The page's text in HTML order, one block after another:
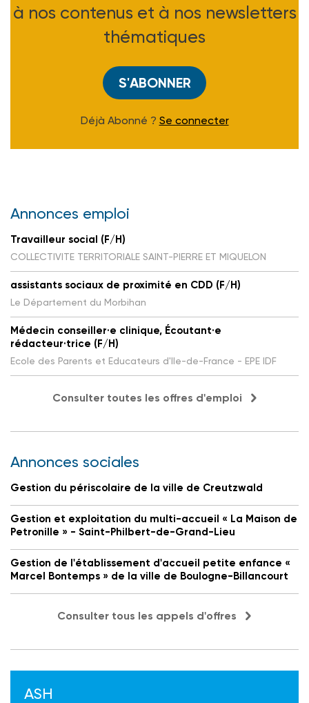
à nos contenus et à nos newsletters
thématiques
S'ABONNER
Déjà Abonné ? Se connecter
Annonces emploi
Travailleur social (F/H)
COLLECTIVITE TERRITORIALE SAINT-PIERRE ET MIQUELON
assistants sociaux de proximité en CDD (F/H)
Le Département du Morbihan
Médecin conseiller·e clinique, Écoutant·e
rédacteur·trice (F/H)
Ecole des Parents et Educateurs d'Ile-de-France - EPE IDF
Consulter toutes les offres d'emploi
Annonces sociales
Gestion du périscolaire de la ville de Creutzwald
Gestion et exploitation du multi-accueil « La Maison de
Petronille » - Saint-Philbert-de-Grand-Lieu
Gestion de l'établissement d'accueil petite enfance «
Marcel Bontemps » de la ville de Boulogne-Billancourt
Consulter tous les appels d'offres
ASH